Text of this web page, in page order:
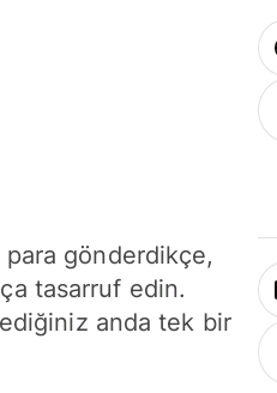
gönderdikçe,
tasarruf edin.
anda tek bir